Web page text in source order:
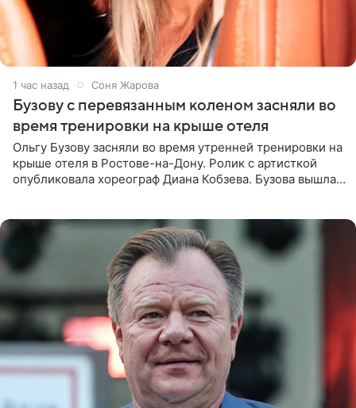
1 час назад Соня Жарова
Бузову с перевязанным коленом засняли во
время тренировки на крыше отеля
Ольгу Бузову засняли во время утренней тренировки на
крыше отеля в Ростове-на-Дону. Ролик с артисткой
опубликовала хореограф Диана Кобзева. Бузова вышла